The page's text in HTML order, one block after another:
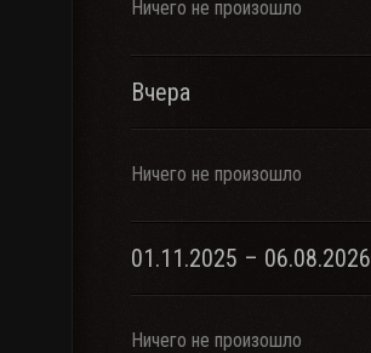
Ничего не произошло
Вчера
Ничего не произошло
01.11.2025 – 06.08.2026
Ничего не произошло